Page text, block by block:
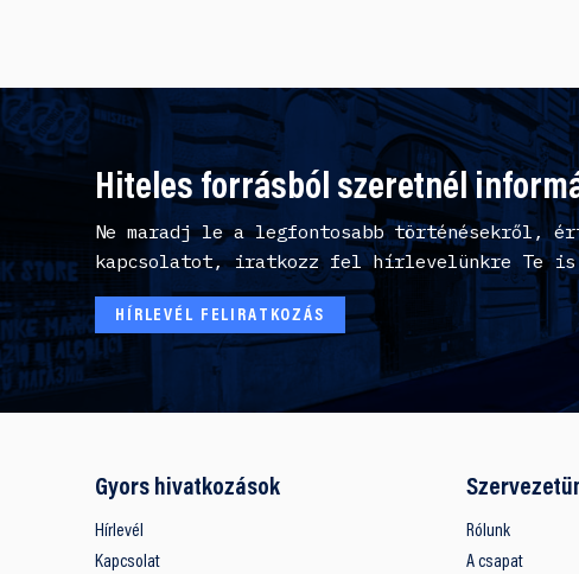
Hiteles forrásból szeretnél
Ne maradj le a legfontosabb történésekről,
kapcsolatot, iratkozz fel hírlevelünkre Te
HÍRLEVÉL FELIRATKOZÁS
Gyors hivatkozások
Hírlevél
Kapcsolat
Rólunk
A csapat